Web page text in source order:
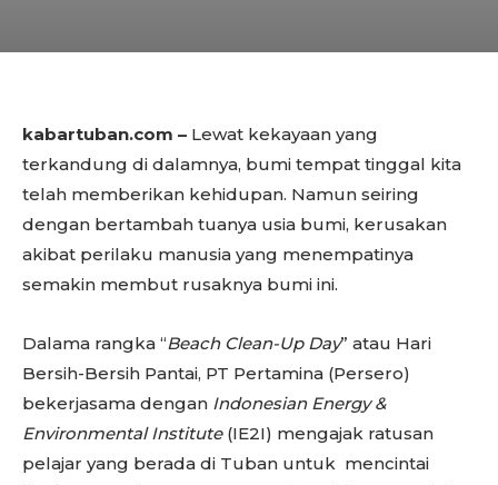
kabartuban.com – Lewat kekayaan yang
terkandung di dalamnya, bumi tempat tinggal kita
telah memberikan kehidupan. Namun seiring
dengan bertambah tuanya usia bumi, kerusakan
akibat perilaku manusia yang menempatinya
semakin membut rusaknya bumi ini.
Dalama rangka “Beach Clean-Up Day” atau Hari
Bersih-Bersih Pantai, PT Pertamina (Persero)
bekerjasama dengan Indonesian Energy &
Environmental Institute(IE2I) mengajak ratusan
pelajar yang berada di Tuban untuk mencintai